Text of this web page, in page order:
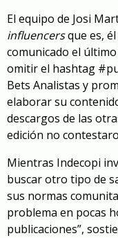
El equipo de Josi
influencersque es,
comunicado el
omitir el hashtag
Bets Analistas y
elaborar su
descargos de las
edición no
Mientras Indecopi
buscar otro tipo de
sus normas
problema en pocas
publicaciones”,